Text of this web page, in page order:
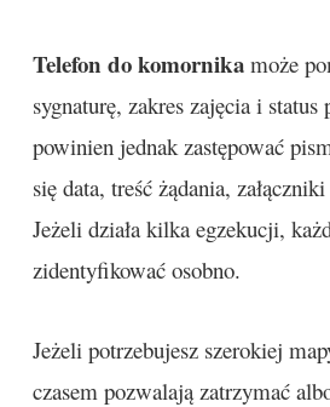
Telefon do komornika może
sygnaturę, zakres zajęcia i
powinien jednak zastępować
się data, treść żądania,
Jeżeli działa kilka egzekucji,
zidentyfikować osobno.
Jeżeli potrzebujesz szerokiej
czasem pozwalają zatrzymać